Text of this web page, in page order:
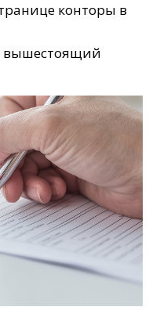
конторы в
вышестоящий